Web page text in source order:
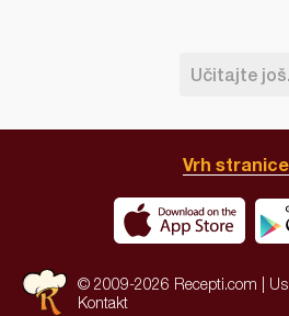
Učitajte
Vrh stranice
© 2009-2026 Recepti.com |
Kontakt